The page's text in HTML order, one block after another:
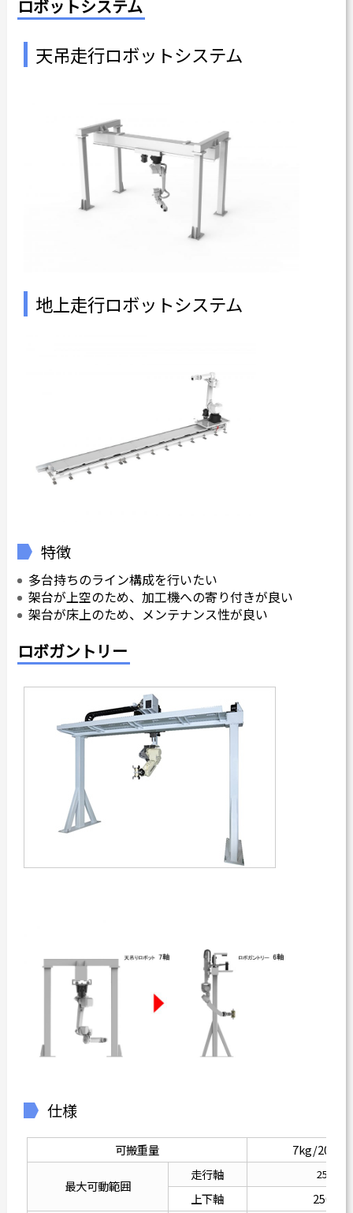
ロボットシステム
天吊走行ロボットシステム
地上走行ロボットシステム
特徴
多台持ちのライン構成を行いたい
架台が上空のため、加工機への寄り付きが良い
架台が床上のため、メンテナンス性が良い
ロボガントリー
仕様
可搬重量 7kg/20kg/
最大可動範囲
走行軸 250mm
上下軸